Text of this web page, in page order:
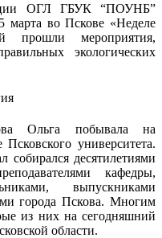
ОГЛ ГБУК “ПОУНБ”
марта во Пскове «Неделе
прошли мероприятия,
экологических
Ольга побывала на
университета.
десятилетиями
кафедры,
выпускниками
города Пскова. Многим
из них на сегодняшний
области.